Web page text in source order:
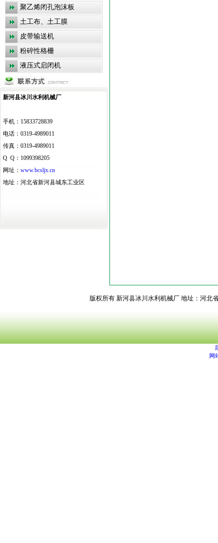
聚乙烯闭孔泡沫板
土工布、土工膜
皮带输送机
粉碎性格栅
液压式启闭机
新河县冰川水利机械厂
手机：15833728839
电话：0319-4989011
传真：0319-4989011
Q Q：1099398205
网址： www.bcsljx.cn
地址：河北省新河县城东工业区
版权所有 新河县冰川水利机械厂 地址：河北
网